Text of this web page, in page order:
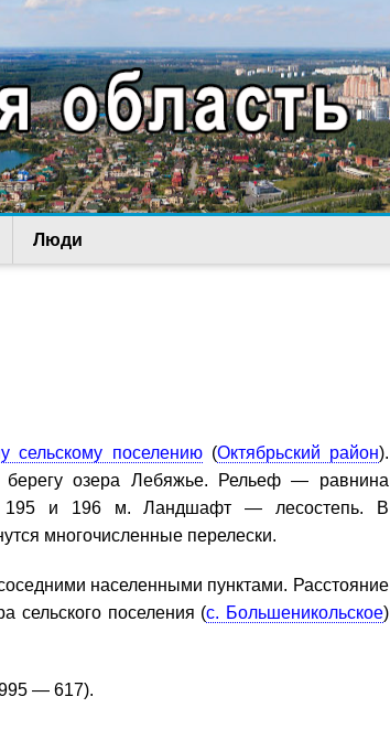
Люди
сельскому поселению(Октябрьский район).
берегу озера Лебяжье. Рельеф — равнина
и 196 м. Ландшафт — лесостепь. В
многочисленные перелески.
населенными пунктами. Расстояние
сельского поселения (с. Большеникольское)
— 617).